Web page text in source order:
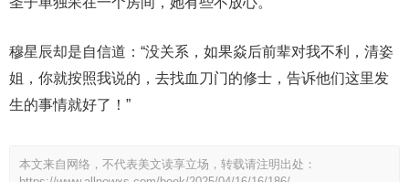
穆星辰却是自信道：“没关系，如果焱后前辈对我不利，清姿
姐，你就按照我说的，去找血刀门的修士，告诉他们这里发
生的事情就好了！”
本文来自网络，不代表美文读享立场，转载请注明出处：